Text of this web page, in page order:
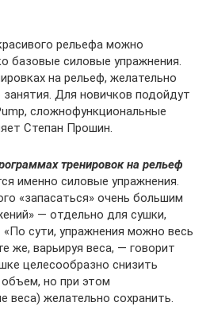
рельефа можно
базовые силовые упражнения.
на рельеф, желательно
Для новичков подойдут
сложнофункциональные
Степан Прошин.
тренировок на рельеф
именно силовые упражнения.
«запасаться» очень большим
— отдельно для сушки,
сути, упражнения можно весь
же, варьируя веса, — говорит
целесообразно снизить
но при этом
веса) желательно сохранить.